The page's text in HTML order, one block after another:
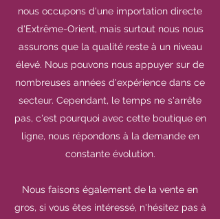
nous occupons d'une importation directe
d'Extrême-Orient, mais surtout nous nous
assurons que la qualité reste à un niveau
élevé. Nous pouvons nous appuyer sur de
nombreuses années d'expérience dans ce
secteur. Cependant, le temps ne s'arrête
pas, c'est pourquoi avec cette boutique en
ligne, nous répondons à la demande en
constante évolution.
Nous faisons également de la vente en
gros, si vous êtes intéressé, n'hésitez pas à